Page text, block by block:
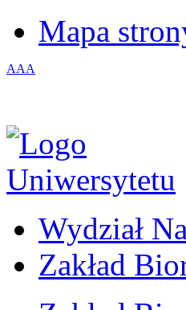
Mapa
AAA
Wydział
Zakład